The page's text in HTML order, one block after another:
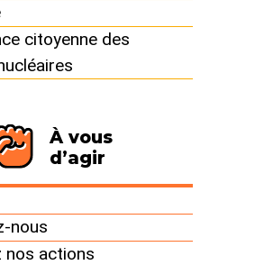
citoyenne des
À vous
d’agir
nous
nos actions
: le fiasco de l’EPR